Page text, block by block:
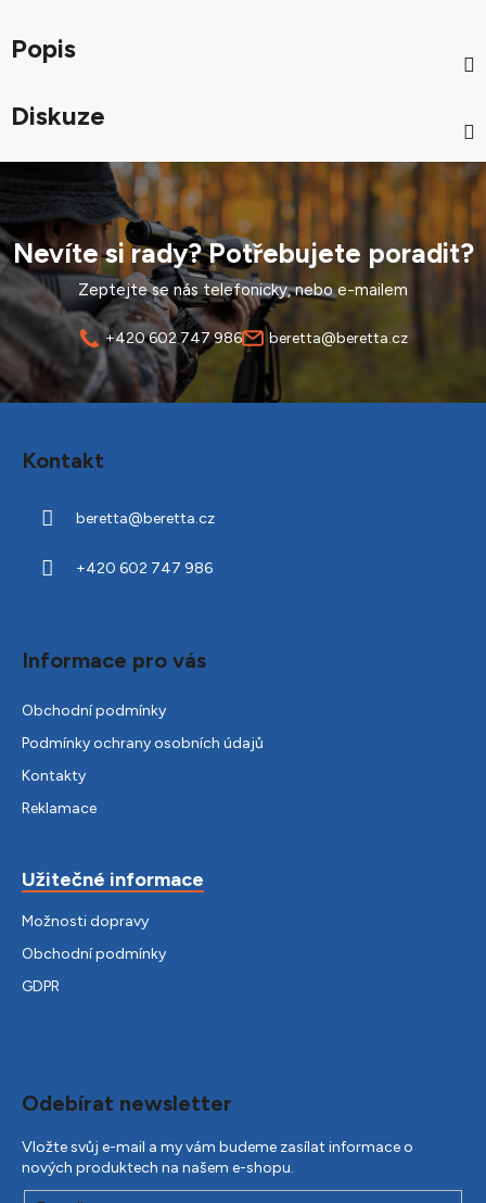
Popis
Diskuze
Nevíte si rady? Potřebujete poradit?
Zeptejte se nás telefonicky, nebo e-mailem
+420 602 747 986 beretta@beretta.cz
Kontakt
beretta@beretta.cz
+420 602 747 986
Informace pro vás
Obchodní podmínky
Podmínky ochrany osobních údajů
Kontakty
Reklamace
Užitečné informace
Možnosti dopravy
Obchodní podmínky
GDPR
Odebírat newsletter
Vložte svůj e-mail a my vám budeme zasílat informace o
nových produktech na našem e-shopu.